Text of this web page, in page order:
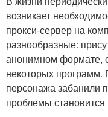
возникает
прокси-сервер на
разнообразные:
анонимном формате,
некоторых
персонажа забанили
проблемы